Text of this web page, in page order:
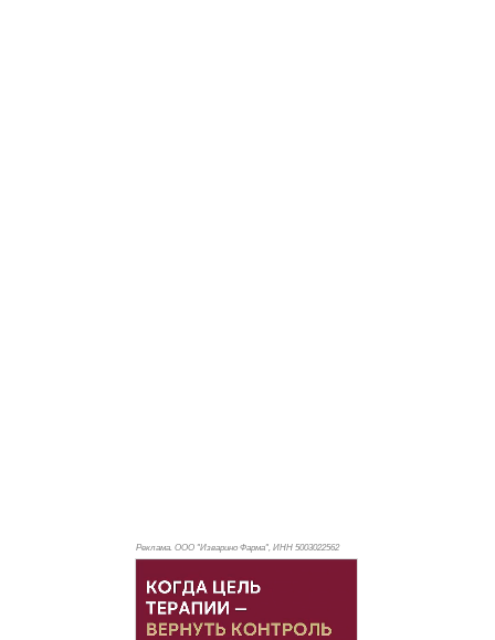
Реклама. ООО "Изварино Фарма", ИНН 5003022562